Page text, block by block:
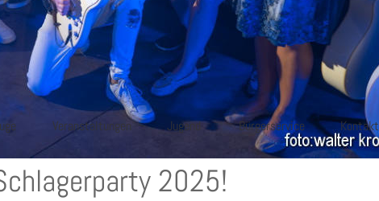
Veranstaltungen Bürgerservice Kontakt
Jugend
2025!